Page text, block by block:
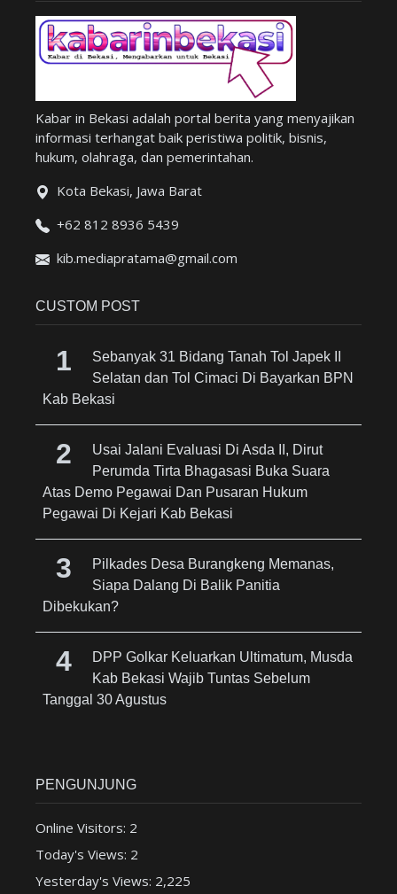
Kabar in Bekasi adalah portal berita yang menyajikan
informasi terhangat baik peristiwa politik, bisnis,
hukum, olahraga, dan pemerintahan.
Kota Bekasi, Jawa Barat
+62 812 8936 5439
kib.mediapratama@gmail.com
CUSTOM POST
Sebanyak 31 Bidang Tanah Tol Japek II
Selatan dan Tol Cimaci Di Bayarkan BPN
Kab Bekasi
Usai Jalani Evaluasi Di Asda II, Dirut
Perumda Tirta Bhagasasi Buka Suara
Atas Demo Pegawai Dan Pusaran Hukum
Pegawai Di Kejari Kab Bekasi
Pilkades Desa Burangkeng Memanas,
Siapa Dalang Di Balik Panitia
Dibekukan?
DPP Golkar Keluarkan Ultimatum, Musda
Kab Bekasi Wajib Tuntas Sebelum
Tanggal 30 Agustus
PENGUNJUNG
Online Visitors: 2
Today's Views: 2
Yesterday's Views: 2,225